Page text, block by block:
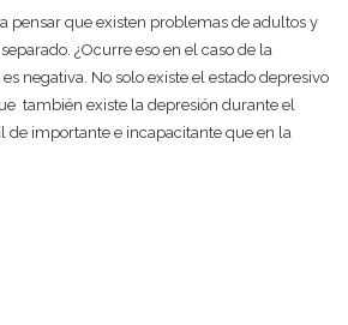
pensar que existen problemas de adultos y
¿Ocurre eso en el caso de la
negativa. No solo existe el estado depresivo
también existe la depresión durante el
de importante e incapacitante que en la